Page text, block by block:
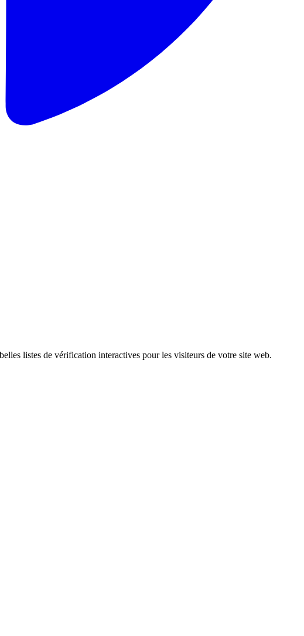
listes de vérification interactives pour les visiteurs de votre site web.